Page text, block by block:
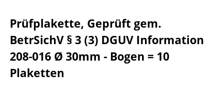
Prüfplakette, Geprüft gem.
BetrSichV § 3 (3) DGUV Information
208-016 Ø 30mm - Bogen = 10
Plaketten